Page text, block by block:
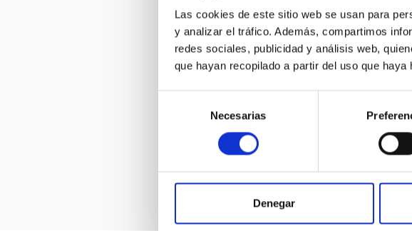
Las cookies de este sitio web se usan para
y analizar el tráfico. Además, compartimos
redes sociales, publicidad y análisis web,
que hayan recopilado a partir del uso que
consentimiento
Necesarias
Denegar
La denuncias se dirigirá a la
Zonas protegidas por la Ley
Rellena y envía el siguiente
Formulario de Denuncia: (Word)
Zonas NO protegidas
Son muchos los
territorios.